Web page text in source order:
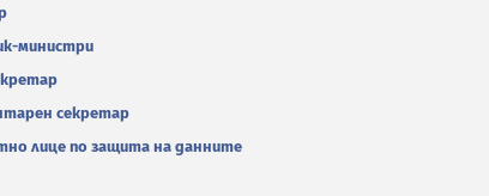
министри
секретар
лице по защита на данните